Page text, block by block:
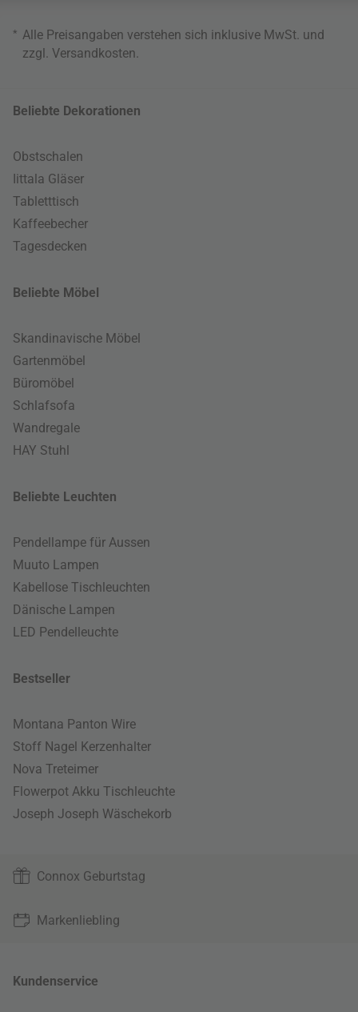
* Alle Preisangaben verstehen sich inklusive MwSt. und
zzgl. Versandkosten
Beliebte Dekorationen
Obstschalen
Iittala Gläser
Tabletttisch
Kaffeebecher
Tagesdecken
Beliebte Möbel
Skandinavische Möbel
Gartenmöbel
Büromöbel
Schlafsofa
Wandregale
HAY Stuhl
Beliebte Leuchten
Pendellampe für Aussen
Muuto Lampen
Kabellose Tischleuchten
Dänische Lampen
LED Pendelleuchte
Bestseller
Montana Panton Wire
Stoff Nagel Kerzenhalter
Nova Treteimer
Flowerpot Akku Tischleuchte
Joseph Joseph Wäschekorb
Connox Geburtstag
Markenliebling
Kundenservice